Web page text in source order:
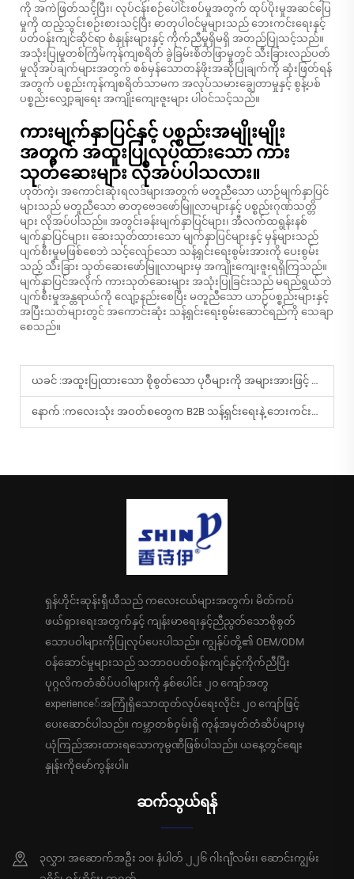
ကို အကဲဖြတ်သင့်ပြီး၊ လုပ်ငန်းစဉ်ပေါင်းစပ်မှုအတွက် ထုပ်ပိုးမှုအဆင်ပြေ
မှုကို ထည့်သွင်းစဉ်းစားသင့်ပြီး ဓာတုပါဝင်မှုများသည် ဘေးကင်းရေးနှင့်
ပတ်ဝန်းကျင်ဆိုင်ရာ စံနှုန်းများနှင့် ကိုက်ညီမှုရှိမရှိ အတည်ပြုသင့်သည်။
အသုံးပြုမှုတစ်ကြိမ်ကုန်ကျစရိတ် ခွဲခြမ်းစိတ်ဖြာမှုတွင် သီးခြားလည်ပတ်
မှုလိုအပ်ချက်များအတွက် စစ်မှန်သောတန်ဖိုးအဆိုပြုချက်ကို ဆုံးဖြတ်ရန်
အတွက် ပစ္စည်းကုန်ကျစရိတ်သာမက အလုပ်သမားချွေတာမှုနှင့် စွန့်ပစ်
ပစ္စည်းလျှော့ချရေး အကျိုးကျေးဇူးများ ပါဝင်သင့်သည်။
ကားမျက်နှာပြင်နှင့် ပစ္စည်းအမျိုးမျိုး
အတွက် အထူးပြုလုပ်ထားသော ကား
သုတ်ဆေးများ လိုအပ်ပါသလား။
ဟုတ်ကဲ့၊ အကောင်းဆုံးရလဒ်များအတွက် မတူညီသော ယာဉ်မျက်နှာပြင်
များသည် မတူညီသော ဓာတုဗေဒဖော်မြူလာများနှင့် ပစ္စည်းဂုဏ်သတ္တိ
များ လိုအပ်ပါသည်။ အတွင်းခန်းမျက်နှာပြင်များ၊ အီလက်ထရွန်းနစ်
မျက်နှာပြင်များ၊ ဆေးသုတ်ထားသော မျက်နှာပြင်များနှင့် မှန်များသည်
ပျက်စီးမှုမဖြစ်စေဘဲ သင့်လျော်သော သန့်ရှင်းရေးစွမ်းအားကို ပေးစွမ်း
သည့် သီးခြား သုတ်ဆေးဖော်မြူလာများမှ အကျိုးကျေးဇူးရရှိကြသည်။
မျက်နှာပြင်အလိုက် ကားသုတ်ဆေးများ အသုံးပြုခြင်းသည် မရည်ရွယ်ဘဲ
ပျက်စီးမှုအန္တရာယ်ကို လျော့နည်းစေပြီး မတူညီသော ယာဉ်ပစ္စည်းများနှင့်
အပြီးသတ်များတွင် အကောင်းဆုံး သန့်ရှင်းရေးစွမ်းဆောင်ရည်ကို သေချာ
စေသည်။
ယခင် :အထူးပြုထားသော စိုစွတ်သော ပုဝီများကို အများအားဖြင့် မည့်သည့်လုပ်ငန်းများတွင် အများအားဖြင့် အရေအတွက်များစွာဖြင့် အသုံးပြုကြသနည်း။
နောက် :ကလေးသုံး အဝတ်စတွေက B2B သန့်ရှင်းရေးနဲ့ ဘေးကင်းရေး လိုအပ်ချက်တွေနဲ့ ဘယ်လို ကိုက်ညီသလဲ။
ရှန်ဟိုင်းဆုန်းရှီယီသည် ကလေးငယ်များအတွက်၊ မိတ်ကပ်
ဖယ်ရှားရေးအတွက်နှင့် ကျန်းမာရေးနှင့်ညီညွတ်သောစိုစွတ်
သောပဝါများကိုပြုလုပ်ပေးပါသည်။ ကျွန်ုပ်တို့၏ OEM/ODM
ဝန်ဆောင်မှုများသည် သဘာဝပတ်ဝန်းကျင်နှင့်ကိုက်ညီပြီး
ပုဂ္ဂလိကတံဆိပ်ပဝါများကို နှစ်ပေါင်း ၂၀ ကျော်အတွ
experience်အကြုံရှိသောထုတ်လုပ်ရေးလိုင်း ၂၀ ကျော်ဖြင့်
ပေးဆောင်ပါသည်။ ကမ္ဘာတစ်ဝှမ်းရှိ ကုန်အမှတ်တံဆိပ်များမှ
ယုံကြည်အားထားရသောကုမ္ပဏီဖြစ်ပါသည်။ ယနေ့တွင်စျေး
နှုန်းကိုမော်ကွန်းပါ။
ဆက်သွယ်ရန်
၃လွှာ၊ အဆောက်အဦး ၁၀၊ နံပါတ် ၂၂၆ ဂါးဂျီလမ်း၊ ဆောင်းကျွမ်း